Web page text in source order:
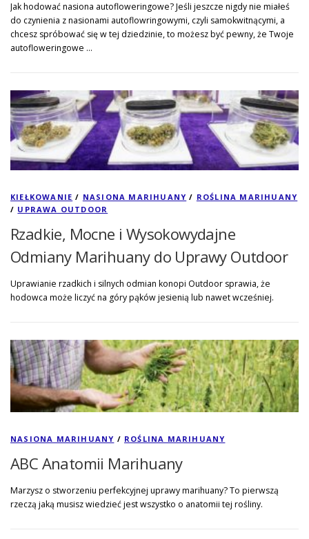
Jak hodować nasiona autofloweringowe? Jeśli jeszcze nigdy nie miałeś
do czynienia z nasionami autoflowringowymi, czyli samokwitnącymi, a
chcesz spróbować się w tej dziedzinie, to możesz być pewny, że Twoje
autofloweringowe …
KIEŁKOWANIE / NASIONA MARIHUANY / ROŚLINA MARIHUANY
/ UPRAWA OUTDOOR
Rzadkie, Mocne i Wysokowydajne
Odmiany Marihuany do Uprawy Outdoor
Uprawianie rzadkich i silnych odmian konopi Outdoor sprawia, że
hodowca może liczyć na góry pąków jesienią lub nawet wcześniej.
NASIONA MARIHUANY / ROŚLINA MARIHUANY
ABC Anatomii Marihuany
Marzysz o stworzeniu perfekcyjnej uprawy marihuany? To pierwszą
rzeczą jaką musisz wiedzieć jest wszystko o anatomii tej rośliny.